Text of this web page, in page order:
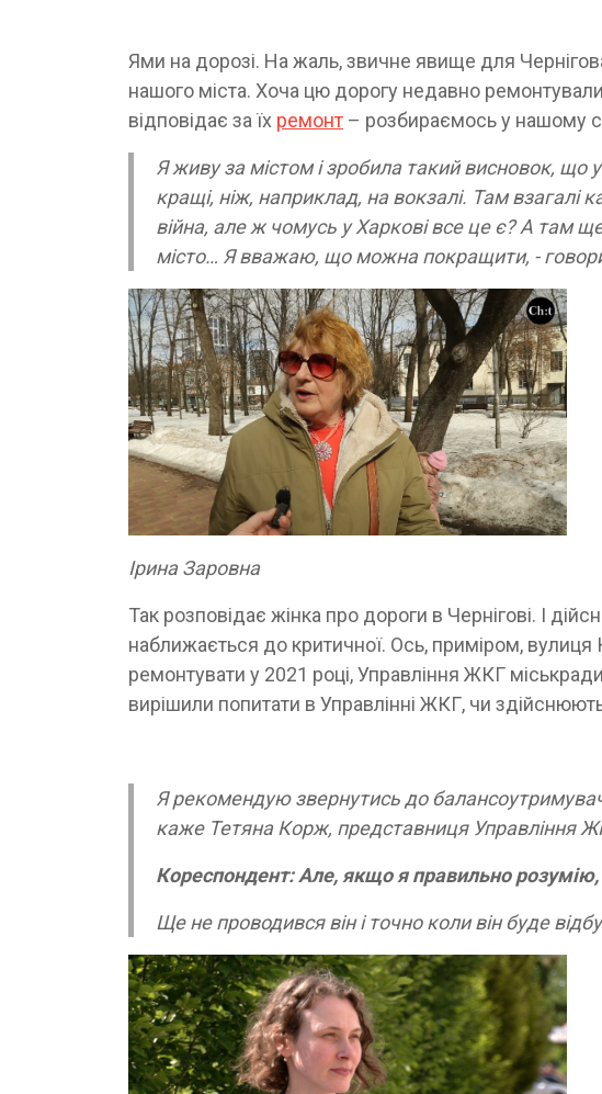
Ями на дорозі. На жаль, звичне явище для
нашого міста. Хоча цю дорогу недавно
відповідає за їх ремонт – розбираємось у нашому
Я живу за містом і зробила такий висновок,
кращі, ніж, наприклад, на вокзалі. Там взагалі
війна, але ж чомусь у Харкові все це є? А там
місто… Я вважаю, що можна покращити, -
Ірина Заровна
Так розповідає жінка про дороги в Чернігові. І
наближається до критичної. Ось, приміром, вулиця
ремонтувати у 2021 році, Управління ЖКГ
вирішили попитати в Управлінні ЖКГ, чи
Я рекомендую звернутись до
каже Тетяна Корж, представниця Управління
Кореспондент: Але, якщо я правильно розумію,
Ще не проводився він і точно коли він буде